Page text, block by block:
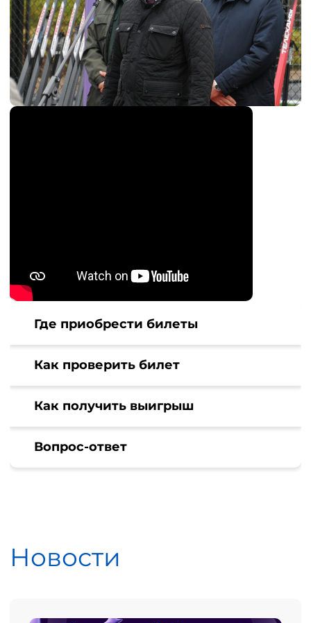
Где приобрести билеты
Как проверить билет
Как получить выигрыш
Вопрос-ответ
Новости